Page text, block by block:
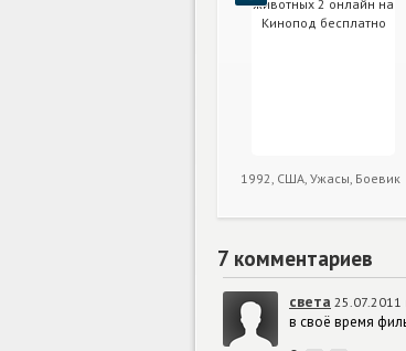
1992, США, Ужасы, Боевик
7 комментариев
света 25.07.2011
в своё время